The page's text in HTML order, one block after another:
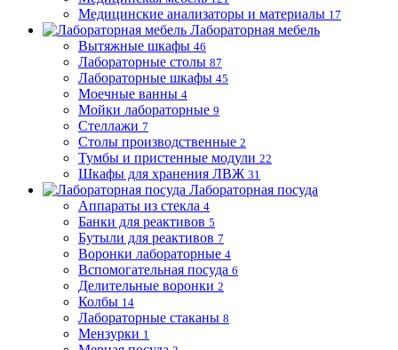
Медицинские анализаторы и материалы 17
Лабораторная мебель
Вытяжные шкафы 46
Лабораторные столы 87
Лабораторные шкафы 45
Моечные ванны 4
Мойки лабораторные 9
Стеллажи 7
Столы производственные 2
Тумбы и пристенные модули 22
Шкафы для хранения ЛВЖ 31
Лабораторная посуда
Аппараты из стекла 4
Банки для реактивов 5
Бутыли для реактивов 7
Воронки лабораторные 4
Вспомогательная посуда 6
Делительные воронки 2
Колбы 14
Лабораторные стаканы 8
Мензурки 1